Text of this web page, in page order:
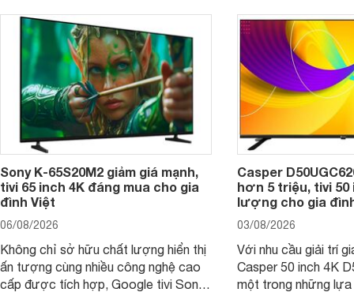
Sony K-65S20M2 giảm giá mạnh,
tivi 65 inch 4K đáng mua cho gia
đình Việt
06/08/2026
Không chỉ sở hữu chất lượng hiển thị
ấn tượng cùng nhiều công nghệ cao
cấp được tích hợp, Google tivi Sony
Casper
hơn 5 triệu, tivi 50
lượng cho gia
03/08/2026
Với nhu cầu giải trí
Casper 50 inch 4K
một trong những lựa